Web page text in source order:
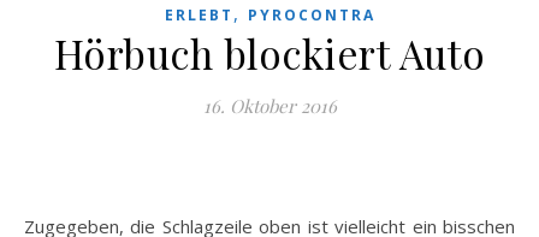
ERLEBT , PYROCONTRA
Hörbuch blockiert Auto
16. Oktober 2016
Zugegeben, die Schlagzeile oben ist vielleicht ein bisschen